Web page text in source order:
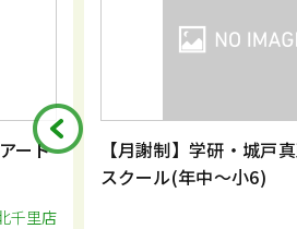
ート
千里店
【月謝制】学研・城戸
スクール(年中～小6)